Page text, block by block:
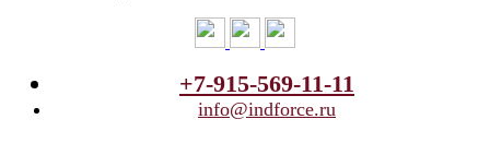
+7-915-569-11-11
info@indforce.ru